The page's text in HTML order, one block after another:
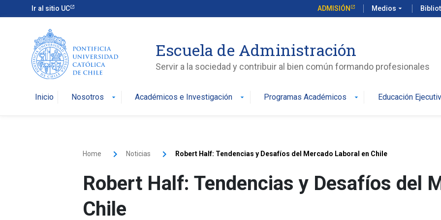
Ir al sitio UC ADMISIÓN Medios arrow_drop_down
Escuela de Administración
Servir a la sociedad y contribuir al bien común formando profesionales
Inicio Nosotros arrow_drop_down Académicos e Investigación arrow_drop_down Programas Académicos arrow_drop_down Educación
Home Noticias Robert Half: Tendencias y Desafíos del Mercado Laboral en Chile
Robert Half: Tendencias y Desafíos del
Chile